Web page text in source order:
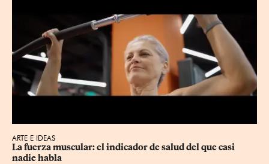
ARTE E IDEAS
La fuerza muscular: el indicador de salud del que casi
nadie habla